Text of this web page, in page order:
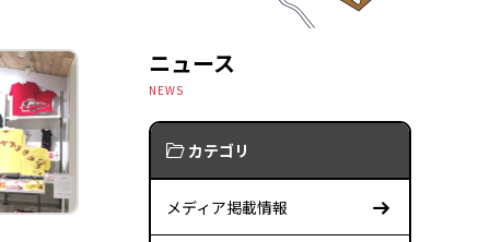
ニュース
NEWS
カテゴリ
メディア掲載情報